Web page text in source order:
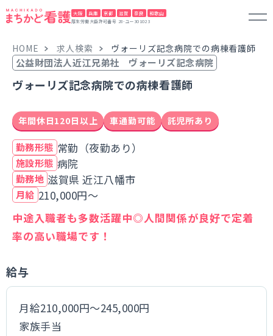
大阪 兵庫 京都 滋賀 奈良 和歌山
厚生労働大臣許可番号 28-ユー301023
HOME 求人検索 ヴォーリズ記念病院での病棟看護師
公益財団法人近江兄弟社 ヴォーリズ記念病院
ヴォーリズ記念病院での病棟看護師
年間休日120日以上 車通勤可能 託児所あり
勤務形態 常勤（夜勤あり）
施設形態 病院
勤務地 滋賀県 近江八幡市
月給 210,000円～
中途入職者も多数活躍中◎人間関係が良好で定着
率の高い職場です！
給与
月給210,000円～245,000円
家族手当